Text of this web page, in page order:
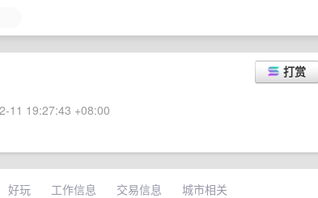
打赏
11 19:27:43 +08:00
好玩 工作信息 交易信息 城市相关